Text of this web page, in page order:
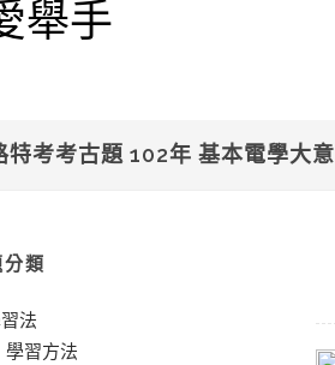
特考考古題 102年 基本電學大意
分類
法
學習方法